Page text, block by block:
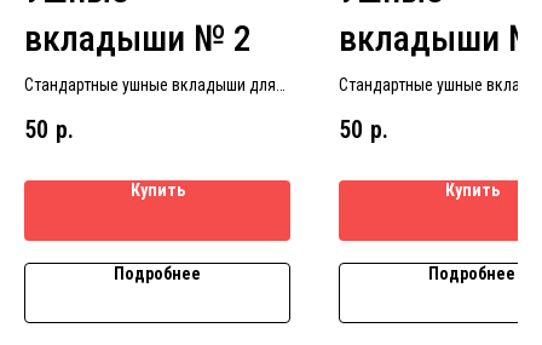
вкладыши № 2
Стандартные ушные вкладыши для
50 р.
Купить
Подробнее
вкладыши
Стандартные ушные
50 р.
Купить
Подробнее